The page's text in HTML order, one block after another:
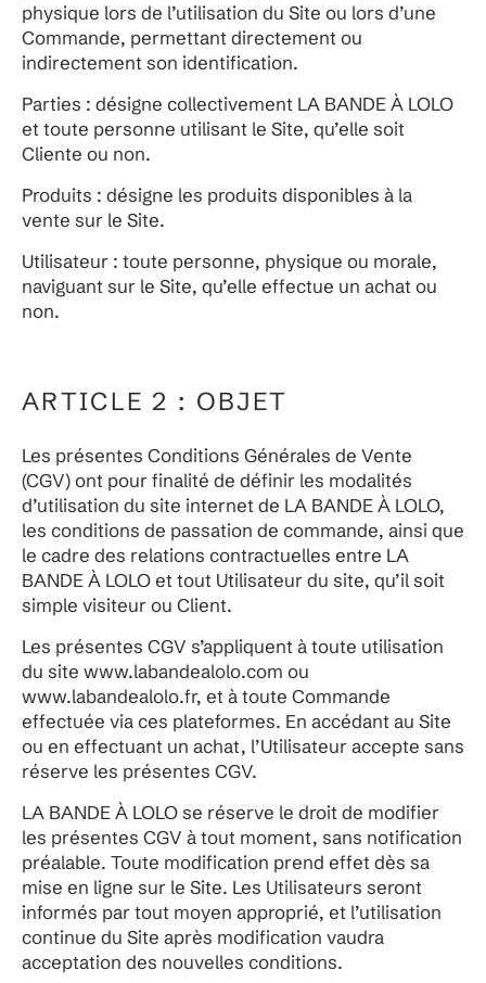
physique lors de l’utilisation du Site ou lors d’une
Commande, permettant directement ou
indirectement son identification.
Parties : désigne collectivement LA BANDE À LOLO
et toute personne utilisant le Site, qu’elle soit
Cliente ou non.
Produits : désigne les produits disponibles à la
vente sur le Site.
Utilisateur : toute personne, physique ou morale,
naviguant sur le Site, qu’elle effectue un achat ou
non.
ARTICLE 2 : OBJET
Les présentes Conditions Générales de Vente
(CGV) ont pour finalité de définir les modalités
d’utilisation du site internet de LA BANDE À LOLO,
les conditions de passation de commande, ainsi que
le cadre des relations contractuelles entre LA
BANDE À LOLO et tout Utilisateur du site, qu’il soit
simple visiteur ou Client.
Les présentes CGV s’appliquent à toute utilisation
du site www.labandealolo.com ou
www.labandealolo.fr, et à toute Commande
effectuée via ces plateformes. En accédant au Site
ou en effectuant un achat, l’Utilisateur accepte sans
réserve les présentes CGV.
LA BANDE À LOLO se réserve le droit de modifier
les présentes CGV à tout moment, sans notification
préalable. Toute modification prend effet dès sa
mise en ligne sur le Site. Les Utilisateurs seront
informés par tout moyen approprié, et l’utilisation
continue du Site après modification vaudra
acceptation des nouvelles conditions.